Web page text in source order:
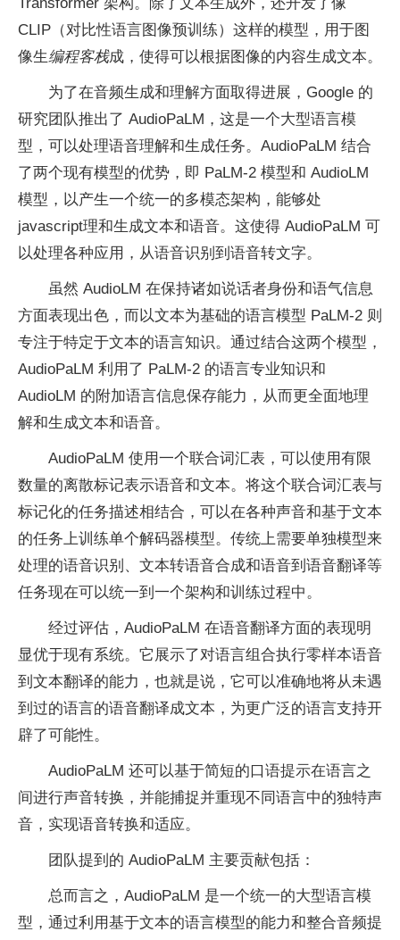
CLIP（对比性语言图像预训练）这样的模型，用于图
像生编程客栈成，使得可以根据图像的内容生成文本。
为了在音频生成和理解方面取得进展，Google 的
研究团队推出了 AudioPaLM，这是一个大型语言模
型，可以处理语音理解和生成任务。AudioPaLM 结合
了两个现有模型的优势，即 PaLM-2 模型和 AudioLM
模型，以产生一个统一的多模态架构，能够处
javascript理和生成文本和语音。这使得 AudioPaLM 可
以处理各种应用，从语音识别到语音转文字。
虽然 AudioLM 在保持诸如说话者身份和语气信息
方面表现出色，而以文本为基础的语言模型 PaLM-2 则
专注于特定于文本的语言知识。通过结合这两个模型，
AudioPaLM 利用了 PaLM-2 的语言专业知识和
AudioLM 的附加语言信息保存能力，从而更全面地理
解和生成文本和语音。
AudioPaLM 使用一个联合词汇表，可以使用有限
数量的离散标记表示语音和文本。将这个联合词汇表与
标记化的任务描述相结合，可以在各种声音和基于文本
的任务上训练单个解码器模型。传统上需要单独模型来
处理的语音识别、文本转语音合成和语音到语音翻译等
任务现在可以统一到一个架构和训练过程中。
经过评估，AudioPaLM 在语音翻译方面的表现明
显优于现有系统。它展示了对语言组合执行零样本语音
到文本翻译的能力，也就是说，它可以准确地将从未遇
到过的语言的语音翻译成文本，为更广泛的语言支持开
辟了可能性。
AudioPaLM 还可以基于简短的口语提示在语言之
间进行声音转换，并能捕捉并重现不同语言中的独特声
音，实现语音转换和适应。
团队提到的 AudioPaLM 主要贡献包括：
总而言之，AudioPaLM 是一个统一的大型语言模
型，通过利用基于文本的语言模型的能力和整合音频提